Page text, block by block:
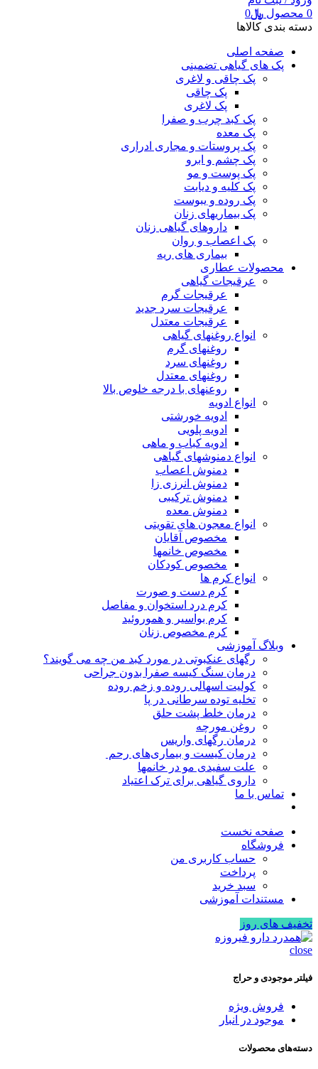
0 محصول ﷼0
دسته بندی کالاها
صفحه اصلی
پک های گیاهی تضمینی
پک چاقی و لاغری
پک چاقی
پک لاغری
پک کبد چرب و صفرا
پک معده
پک پروستات و مجاری ادراری
پک چشم و ابرو
پک پوست و مو
پک کلیه و دیابت
پک روده و یبوست
پک بیماریهای زنان
داروهای گیاهی زنان
پک اعصاب و روان
بیماری های ریه
محصولات عطاری
عرقیجات گیاهی
عرقیجات گرم
عرقیجات سرد جدید
عرقیجات معتدل
انواع روغنهای گیاهی
روغنهای گرم
روغنهای سرد
روغنهای معتدل
روعنهای با درجه خلوص بالا
انواع ادویه
ادویه خورشتی
ادویه پلویی
ادویه کباب و ماهی
انواع دمنوشهای گیاهی
دمنوش اعصاب
دمنوش انرزی زا
دمنوش ترکیبی
دمنوش معده
انواع معجون های تقویتی
مخصوص آقایان
مخصوص خانمها
مخصوص کودکان
انواع کرم ها
کرم دست و صورت
کرم درد استخوان و مفاصل
کرم بواسیر و هموروئید
کرم مخصوص زنان
وبلاگ آموزشی
رگهای عنکبوتی در مورد کبد من چه می گویند؟
درمان سنگ کیسه صفرا بدون جراحی
کولیت اسهالی روده و زخم روده
تخلیه توده سرطانی در پا
درمان خلط پشت حلق
روغن مورچه
درمان رگهای واریس
درمان کیست و بیماری‌های رحم
علت سفیدی مو در خانمها
داروی گیاهی برای ترک اعتیاد
تماس با ما
صفحه نخست
فروشگاه
حساب کاربری من
پرداخت
سبد خرید
مستندات آموزشی
تخفیف های روز
close
فیلتر موجودی و حراج
فروش ویژه
موجود در انبار
دسته‌های محصولات